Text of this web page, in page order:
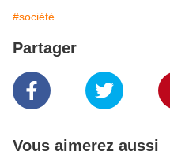
#société
Partager
Vous aimerez aussi